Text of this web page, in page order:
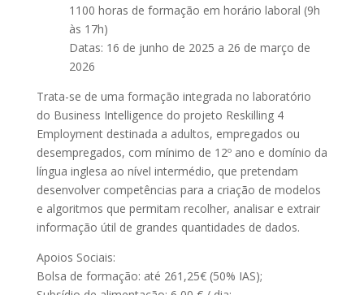
1100 horas de formação em horário laboral (9h
às 17h)
Datas: 16 de junho de 2025 a 26 de março de
2026
Trata-se de uma formação integrada no laboratório
do Business Intelligence do projeto Reskilling 4
Employment destinada a adultos, empregados ou
desempregados, com mínimo de 12º ano e domínio da
língua inglesa ao nível intermédio, que pretendam
desenvolver competências para a criação de modelos
e algoritmos que permitam recolher, analisar e extrair
informação útil de grandes quantidades de dados.
Apoios Sociais:
Bolsa de formação: até 261,25€ (50% IAS);